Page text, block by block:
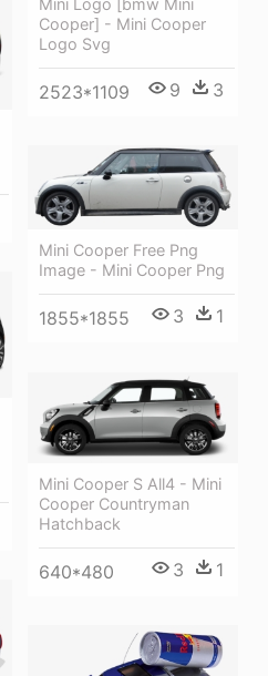
Mini Logo [bmw Mini
Cooper] - Mini Cooper
Logo Svg
2523*1109 9 3
Mini Cooper Free Png
Image - Mini Cooper Png
1855*1855 3 1
Mini Cooper S All4 - Mini
Cooper Countryman
Hatchback
640*480 3 1